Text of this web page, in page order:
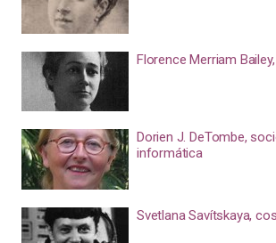
Florence Merriam
Dorien J. DeTombe,
informática
Svetlana Savítskaya,